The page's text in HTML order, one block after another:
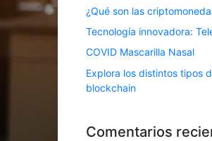
¿Qué son las
Tecnología innovadora:
COVID Mascarilla Nasal
Explora los distintos tipos
blockchain
Comentarios